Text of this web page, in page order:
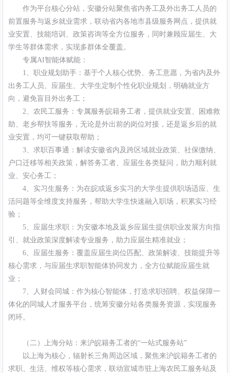
作为平台核心分站，安徽分站聚焦省内务工及外出务工人员的
前置服务与返乡就业需求，联动省内各地市县级服务网点，提供就
业安置、技能培训、政策咨询等全方位服务，同时兼顾应届生、大
学生等群体需求，实现多群体全覆盖。
专属AI智能体赋能：
1、职业规划助手：基于个人核心优势、务工意愿，为省内及外
出务工人员、应届生、大学生定制个性化职业规划，明确就业方
向，避免盲目外出务工；
2、农民工服务：专属服务皖籍务工者，提供就业安置、困难救
助、老乡帮扶等服务，无论是外出前的岗位对接，还是返乡后的就
业安置，均可一键获取帮助；
3、求职百事通：解读安徽省内及跨区域就业政策、社保缴纳、
户口迁移等相关政策，解答务工者、应届生各类疑问，助力顺利就
业、安心务工；
4、实习生服务：为在皖或返乡实习的大学生提供职场适应、生
活问题等全维度支持服务，帮助大学生快速融入职场，积累实习经
验；
5、应届生求职：为安徽本地及返乡应届生提供职业发展方向指
引、就业政策深度解读专业服务，助力应届生精准就业；
6、应届生服务：覆盖应届生岗位匹配、政策解读、技能提升等
核心需求，与应届生求职智能体协同发力，全方位赋能应届生就
业；
7、人财会同城：作为核心智能体，打造求职招聘、权益保障一
体化的同城人才服务平台，统筹安徽分站各类服务资源，实现服务
闭环。
（二）上海分站：来沪皖籍务工者的“一站式服务站”
以上海为核心，辐射长三角周边区域，聚焦来沪皖籍务工者的
求职、生活、维权等核心需求，联动宣城市驻上海农民工服务站及